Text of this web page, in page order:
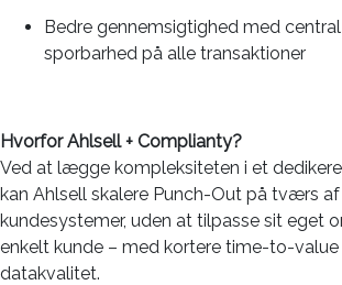
Bedre gennemsigtighed med
sporbarhed på alle transaktioner
Hvorfor Ahlsell + Complianty?
Ved at lægge kompleksiteten i et
kan Ahlsell skalere Punch-Out på tværs
kundesystemer, uden at tilpasse sit eget
enkelt kunde – med kortere time-to-value
datakvalitet.